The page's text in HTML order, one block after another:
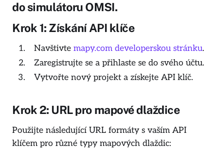
do simulátoru OMSI.
Krok 1: Získání API klíče
Navštivte mapy.com developerskou stránku.
Zaregistrujte se a přihlaste se do svého účtu.
Vytvořte nový projekt a získejte API klíč.
Krok 2: URL pro mapové dlaždice
Použijte následující URL formáty s vaším API
klíčem pro různé typy mapových dlaždic: